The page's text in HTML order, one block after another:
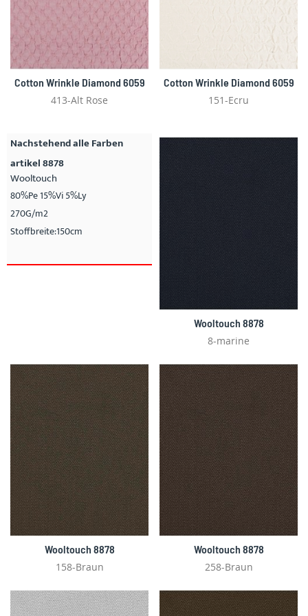
Cotton Wrinkle Diamond 6059
413-Alt Rose
Cotton Wrinkle Diamond 6059
151-Ecru
Nachstehend alle Farben
artikel 8878
Wooltouch
80%Pe 15%Vi 5%Ly
270G/m2
Stoffbreite:150cm
Wooltouch 8878
8-marine
Wooltouch 8878
158-Braun
Wooltouch 8878
258-Braun